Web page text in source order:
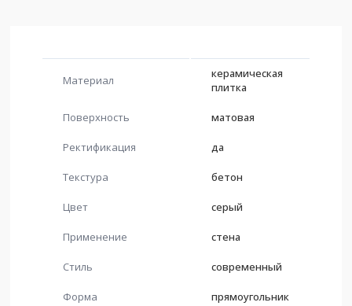
Материал
керамическая
плитка
Поверхность матовая
Ректификация да
Текстура бетон
Цвет серый
Применение стена
Стиль современный
Форма прямоугольник